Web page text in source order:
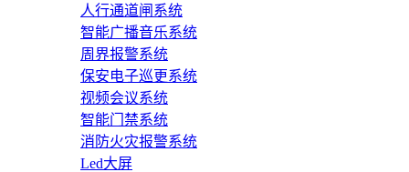
人行通道闸系统
智能广播音乐系统
周界报警系统
保安电子巡更系统
视频会议系统
智能门禁系统
消防火灾报警系统
Led大屏